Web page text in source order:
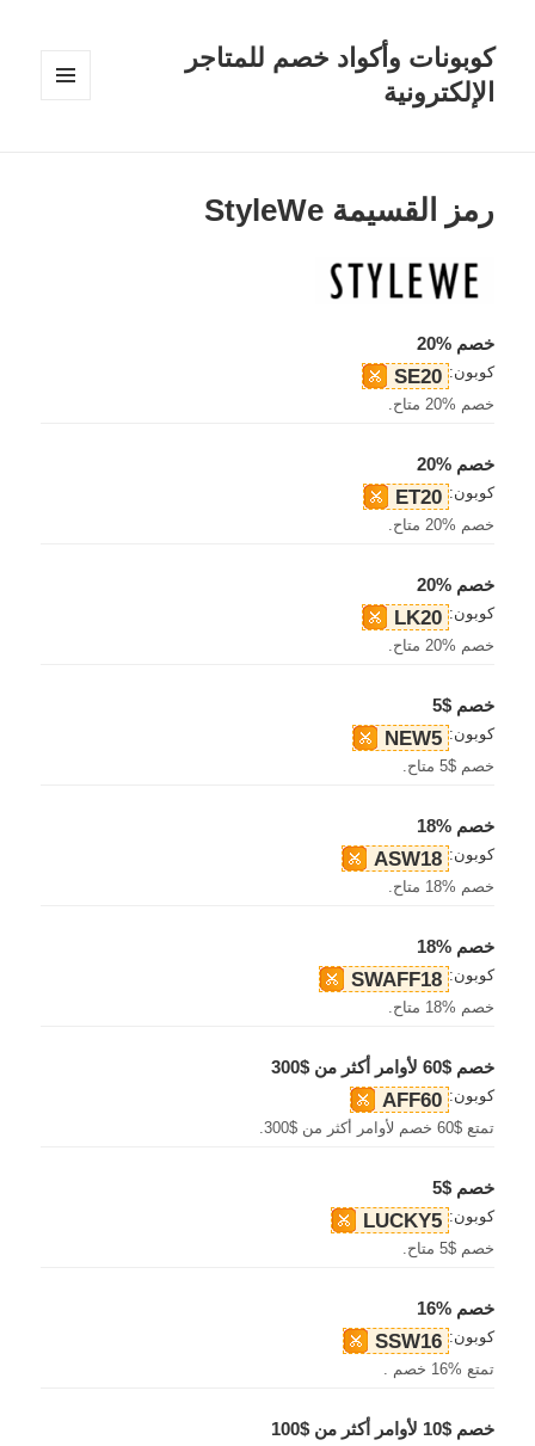
كوبونات وأكواد خصم للمتاجر
الإلكترونية
رمز القسيمة StyleWe
خصم %20
كوبون: SE20
خصم %20 متاح.
خصم %20
كوبون: ET20
خصم %20 متاح.
خصم %20
كوبون: LK20
خصم %20 متاح.
خصم $5
كوبون: NEW5
خصم $5 متاح.
خصم %18
كوبون: ASW18
خصم %18 متاح.
خصم %18
كوبون: SWAFF18
خصم %18 متاح.
خصم $60 لأوامر أكثر من $300
كوبون: AFF60
تمتع $60 خصم لأوامر أكثر من $300.
خصم $5
كوبون: LUCKY5
خصم $5 متاح.
خصم %16
كوبون: SSW16
تمتع %16 خصم .
خصم $10 لأوامر أكثر من $100